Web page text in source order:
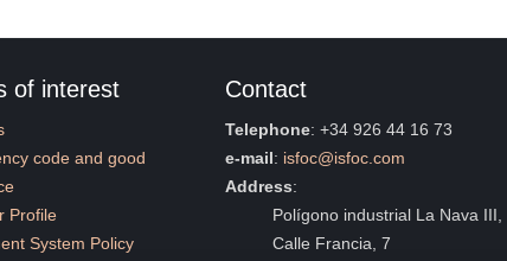
of interest
code and good
Profile
System Policy
Contact
Telephone: +34 926 44 16 73
e-mail: isfoc@isfoc.com
Address:
Polígono industrial La Nava III,
Calle Francia, 7